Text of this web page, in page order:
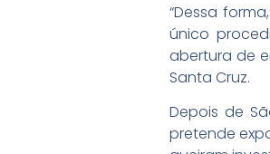
“Dessa
único
abertura de
Santa Cruz.
Depois de
pretende